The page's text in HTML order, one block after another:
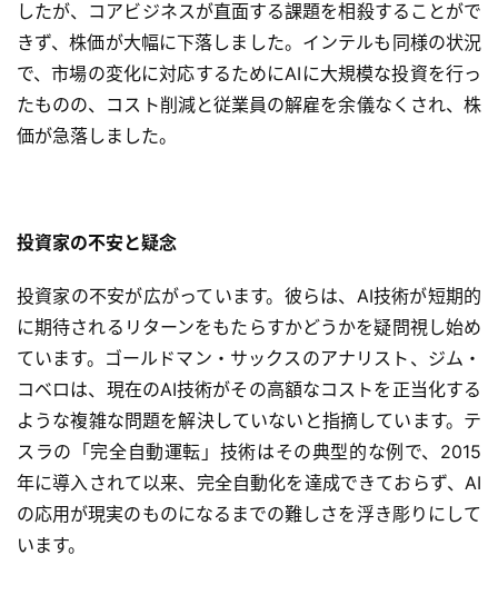
したが、コアビジネスが直面する課題を相殺することがで
きず、株価が大幅に下落しました。インテルも同様の状況
で、市場の変化に対応するためにAIに大規模な投資を行っ
たものの、コスト削減と従業員の解雇を余儀なくされ、株
価が急落しました。
投資家の不安と疑念
投資家の不安が広がっています。彼らは、AI技術が短期的
に期待されるリターンをもたらすかどうかを疑問視し始め
ています。ゴールドマン・サックスのアナリスト、ジム・
コベロは、現在のAI技術がその高額なコストを正当化する
ような複雑な問題を解決していないと指摘しています。テ
スラの「完全自動運転」技術はその典型的な例で、2015
年に導入されて以来、完全自動化を達成できておらず、AI
の応用が現実のものになるまでの難しさを浮き彫りにして
います。